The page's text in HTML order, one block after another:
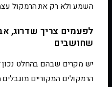
השמע ולא רק את הרמקול
לפעמים צריך שדרוג,
שחושבים
יש מקרים שבהם בהחלט
הרמקולים המקוריים